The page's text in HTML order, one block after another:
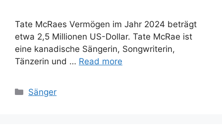
Tate McRaes Vermögen im Jahr 2024 beträgt
etwa 2,5 Millionen US-Dollar. Tate McRae ist
eine kanadische Sängerin, Songwriterin,
Tänzerin und … Read more
Categories
Sänger